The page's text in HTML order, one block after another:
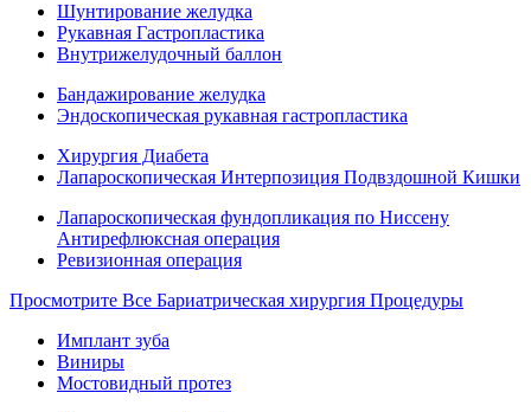
Шунтирование желудка
Рукавная Гастропластика
Внутрижелудочный баллон
Бандажирование желудка
Эндоскопическая рукавная гастропластика
Хирургия Диабета
Лапароскопическая Интерпозиция Подвздошной Кишки
Лапароскопическая фундопликация по Ниссену
Антирефлюксная операция
Ревизионная операция
Просмотрите Все Бариатрическая хирургия Процедуры
Имплант зуба
Виниры
Мостовидный протез